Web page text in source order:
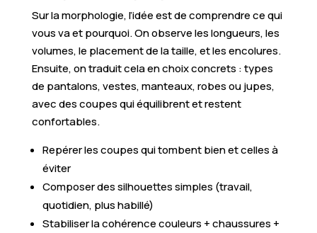
Sur la morphologie, l’idée est de comprendre ce qui
vous va et pourquoi. On observe les longueurs, les
volumes, le placement de la taille, et les encolures.
Ensuite, on traduit cela en choix concrets : types
de pantalons, vestes, manteaux, robes ou jupes,
avec des coupes qui équilibrent et restent
confortables.
Repérer les coupes qui tombent bien et celles à
éviter
Composer des silhouettes simples (travail,
quotidien, plus habillé)
Stabiliser la cohérence couleurs + chaussures +